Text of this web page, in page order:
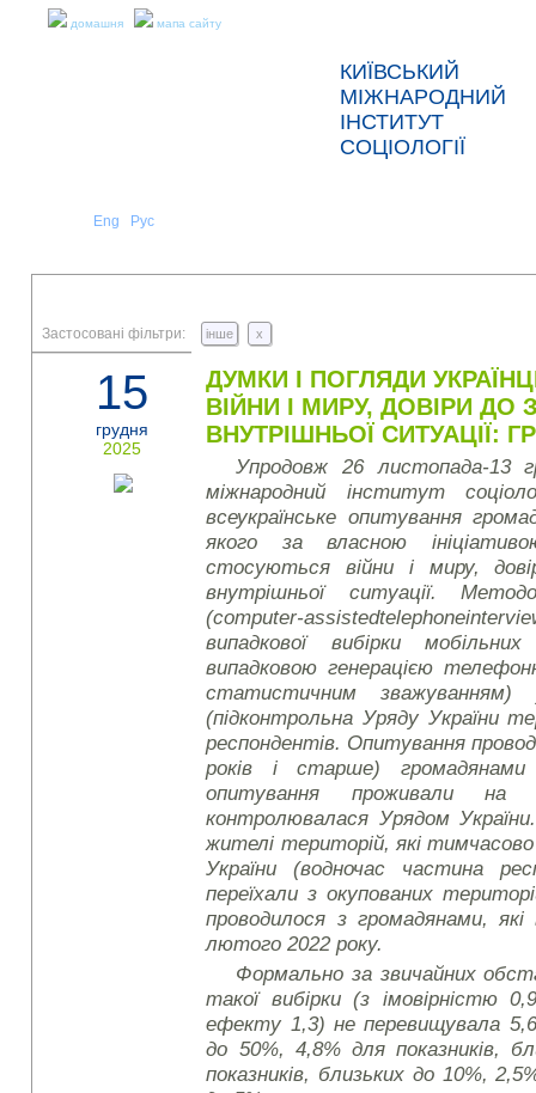
домашня мапа сайту
КИЇВСЬКИЙ
МІЖНАРОДНИЙ
ІНСТИТУТ
СОЦІОЛОГІЇ
Eng Рус
Застосовані фільтри: інше x
15
грудня
2025
ДУМКИ І ПОГЛЯДИ
ВІЙНИ І МИРУ, ДОВІРИ ДО
ВНУТРІШНЬОЇ СИТУАЦІЇ:
Упродовж 26 листопада-13
міжнародний інститут
всеукраїнське опитування
якого за власною
стосуються війни і миру,
внутрішньої ситуації.
(computer-assistedtelephone
випадкової вибірки
випадковою генерацією
статистичним зважуванням)
(підконтрольна Уряду України
респондентів. Опитування
років і старше)
опитування проживали на
контролювалася Урядом
жителі територій, які
України (водночас частина
переїхали з окупованих
проводилося з громадянами, які
лютого 2022 року.
Формально за звичайних
такої вибірки (з імовірністю
ефекту 1,3) не перевищувала
до 50%, 4,8% для показників,
показників, близьких до 10%,